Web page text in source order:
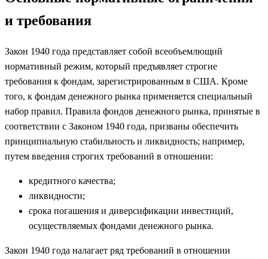
и требования
Закон 1940 года представляет собой всеобъемлющий
нормативный режим, который предъявляет строгие
требования к фондам, зарегистрированным в США. Кроме
того, к фондам денежного рынка применяется специальный
набор правил. Правила фондов денежного рынка, принятые в
соответствии с Законом 1940 года, призваны обеспечить
принципиальную стабильность и ликвидность; например,
путем введения строгих требований в отношении:
кредитного качества;
ликвидности;
срока погашения и диверсификации инвестиций,
осуществляемых фондами денежного рынка.
Закон 1940 года налагает ряд требований в отношении